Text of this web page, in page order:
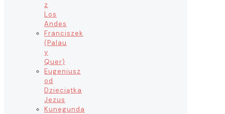
z
Los
Andes
Franciszek
(Palau
y
Quer)
Eugeniusz
od
Dzieciątka
Jezus
Kunegunda